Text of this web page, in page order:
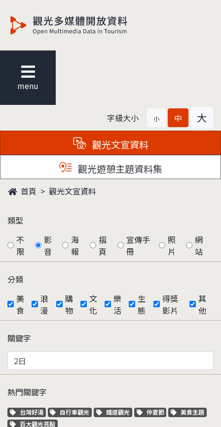
menu
字級大小 小 中 大
觀光文宣資料
觀光遊憩主題資料集
首頁 觀光文宣資料
類型
不
限
影
音
海
報
摺
頁
宣傳手
冊
照
片
網
站
分類
美
食
浪
漫
購
物
文
化
樂
活
生
態
得獎
影片
其
他
關鍵字
熱門關鍵字
關鍵字標籤
台灣好湯 關鍵字標籤
自行車觀光 關鍵字標籤
鐵道觀光 關鍵字標籤
仲夏節 關鍵字標籤
美食主題
關鍵字標籤
百大觀光亮點